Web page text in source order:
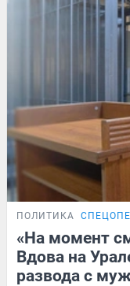
ПОЛИТИКА
«На момент
Вдова на
развода с